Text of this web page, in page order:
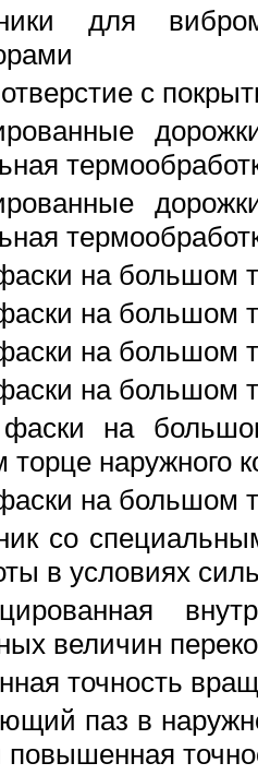
для
с
на большом
на большом
на большом
на большом
на
наружного
на большом
со
в условиях
величин
точность
паз в
повышенная